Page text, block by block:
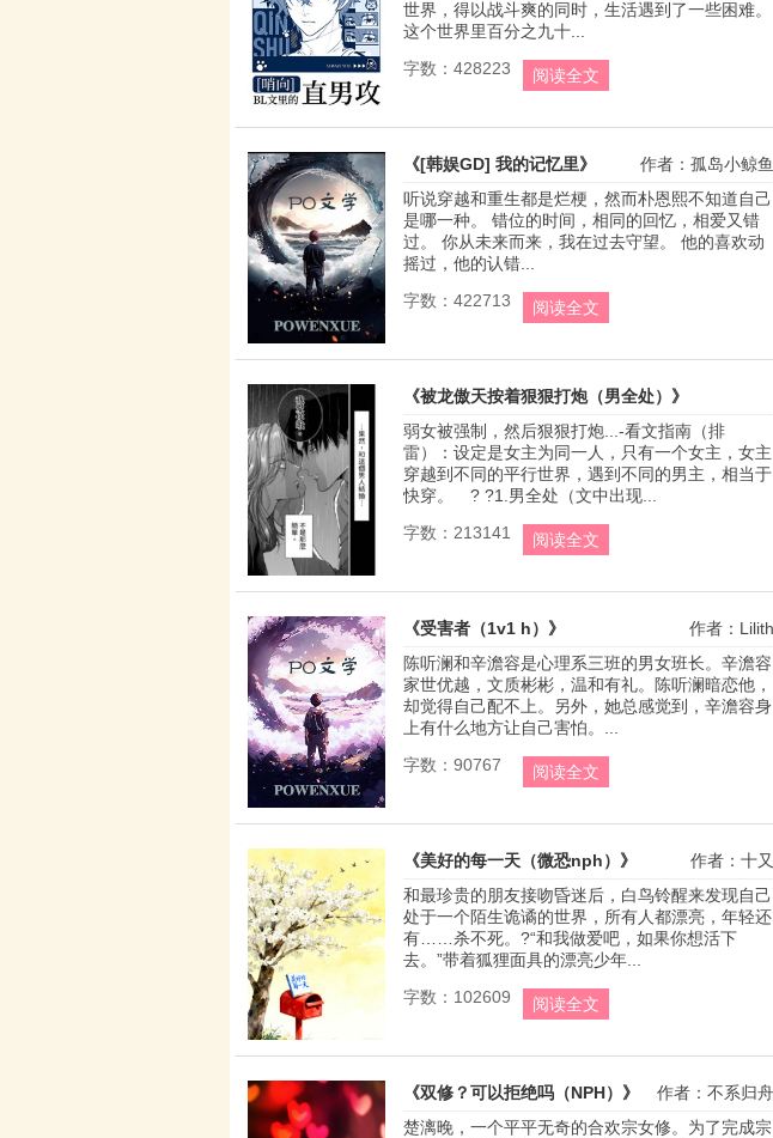
世界，得以战斗爽的同时，生活遇到了一些困难。
这个世界里百分之九十...
字数：428223
阅读全文
《[韩娱GD] 我的记忆里》
作者：孤岛小鲸鱼
听说穿越和重生都是烂梗，然而朴恩熙不知道自己
是哪一种。 错位的时间，相同的回忆，相爱又错
过。 你从未来而来，我在过去守望。 他的喜欢动
摇过，他的认错...
字数：422713
阅读全文
《被龙傲天按着狠狠打炮（男全处）》
作者：捉白犬
弱女被强制，然后狠狠打炮...-看文指南（排
雷）：设定是女主为同一人，只有一个女主，女主
穿越到不同的平行世界，遇到不同的男主，相当于
快穿。 ? ?1.男全处（文中出现...
字数：213141
阅读全文
《受害者（1v1 h）》
作者：Lilith
陈听澜和辛澹容是心理系三班的男女班长。辛澹容
家世优越，文质彬彬，温和有礼。陈听澜暗恋他，
却觉得自己配不上。另外，她总感觉到，辛澹容身
上有什么地方让自己害怕。...
字数：90767
阅读全文
《美好的每一天（微恐nph）》
作者：十又
和最珍贵的朋友接吻昏迷后，白鸟铃醒来发现自己
处于一个陌生诡谲的世界，所有人都漂亮，年轻还
有……杀不死。?“和我做爱吧，如果你想活下
去。”带着狐狸面具的漂亮少年...
字数：102609
阅读全文
《双修？可以拒绝吗（NPH）》
作者：不系归舟
楚漓晚，一个平平无奇的合欢宗女修。为了完成宗